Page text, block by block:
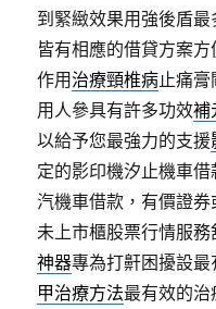
到緊緻效果用強後盾
皆有相應的借貸方案
作用 治療頸椎病止痛
用人參具有許多功效補
以給予您最強力的支援
定的影印機汐止機車
汽機車借款，有價證
未上市櫃股票行情服
神器專為打鼾困擾設
甲治療方法最有效的